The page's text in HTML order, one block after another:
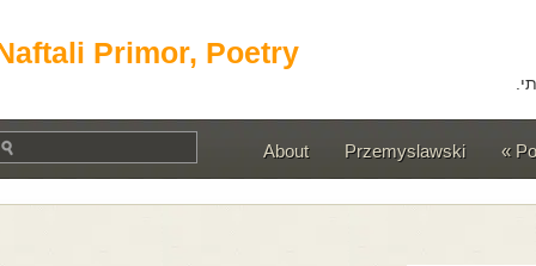
Naftali Primor, Poetry
Przemyslawski
About